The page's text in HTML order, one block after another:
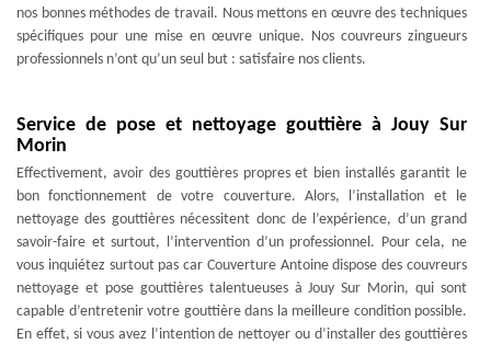
nos bonnes méthodes de travail. Nous mettons en œuvre des techniques
spécifiques pour une mise en œuvre unique. Nos couvreurs zingueurs
professionnels n’ont qu’un seul but : satisfaire nos clients.
Service de pose et nettoyage gouttière à Jouy Sur
Morin
Effectivement, avoir des gouttières propres et bien installés garantit le
bon fonctionnement de votre couverture. Alors, l’installation et le
nettoyage des gouttières nécessitent donc de l’expérience, d’un grand
savoir-faire et surtout, l’intervention d’un professionnel. Pour cela, ne
vous inquiétez surtout pas car Couverture Antoine dispose des couvreurs
nettoyage et pose gouttières talentueuses à Jouy Sur Morin, qui sont
capable d’entretenir votre gouttière dans la meilleure condition possible.
En effet, si vous avez l’intention de nettoyer ou d’installer des gouttières